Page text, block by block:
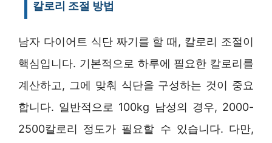
칼로리 조절 방법
남자 다이어트 식단 짜기를 할 때, 칼로리 조절이
핵심입니다. 기본적으로 하루에 필요한 칼로리를
계산하고, 그에 맞춰 식단을 구성하는 것이 중요
합니다. 일반적으로 100kg 남성의 경우, 2000-
2500칼로리 정도가 필요할 수 있습니다. 다만,